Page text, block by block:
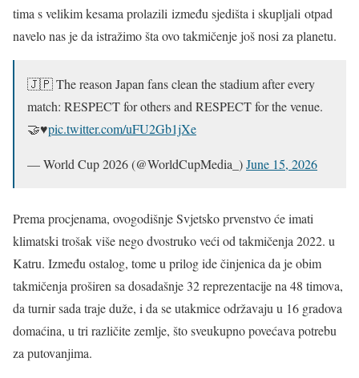
tima s velikim kesama prolazili između sjedišta i skupljali otpad
navelo nas je da istražimo šta ovo takmičenje još nosi za planetu.
🇯🇵 The reason Japan fans clean the stadium after every
match: RESPECT for others and RESPECT for the venue.
🤝♥️pic.twitter.com/uFU2Gb1jXe
— World Cup 2026 (@WorldCupMedia_)June 15, 2026
Prema procjenama, ovogodišnje Svjetsko prvenstvo će imati
klimatski trošak više nego dvostruko veći od takmičenja 2022. u
Katru. Između ostalog, tome u prilog ide činjenica da je obim
takmičenja proširen sa dosadašnje 32 reprezentacije na 48 timova,
da turnir sada traje duže, i da se utakmice održavaju u 16 gradova
domaćina, u tri različite zemlje, što sveukupno povećava potrebu
za putovanjima.